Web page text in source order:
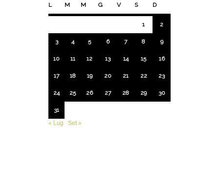
L M M G V S D
1 2
3 4 5 6 7 8 9
10 11 12 13 14 15 16
17 18 19 20 21 22 23
24 25 26 27 28 29 30
31
« Lug
Set »